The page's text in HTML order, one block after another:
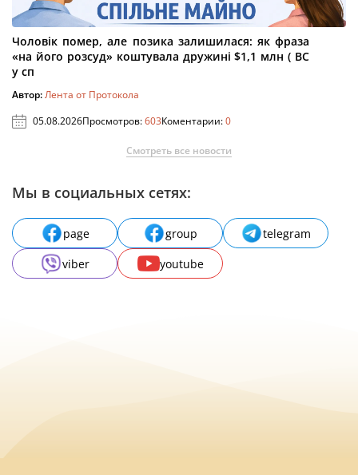
Чоловік помер, але позика залишилася: як фраза
«на його розсуд» коштувала дружині $1,1 млн ( ВС
у сп
Автор:Лента от Протокола
05.08.2026Просмотров:603Коментарии:0
Смотреть все новости
Мы в социальных сетях:
page group
telegram
viber
youtube